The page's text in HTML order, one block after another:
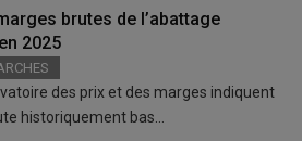
brutes de l’abattage
2025
des prix et des marges indiquent
historiquement bas…